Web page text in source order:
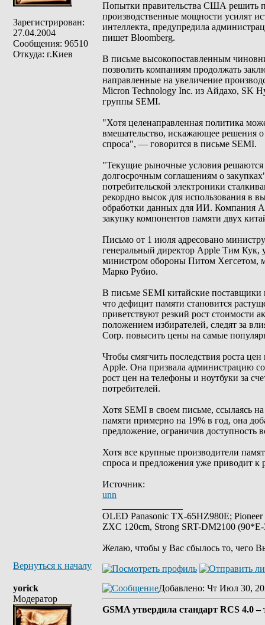
Зарегистрирован:
27.04.2004
Сообщения: 96510
Откуда: г.Киев
Попытки правительства США решить
производственные мощности усилят
интеллекта, предупредила
пишет Bloomberg.
В письме высокопоставленным
позволить компаниям продолжать
направленные на увеличение
Micron Technology Inc. из Айдахо, SK
группы SEMI.
"Хотя целенаправленная политика
вмешательство, искажающее решения
спроса", — говорится в письме SEMI.
"Текущие рыночные условия решаются
долгосрочным соглашениям о
потребительской электроники
рекордно высок для использования в
обработки данных для ИИ. Компания
закупку компонентов памяти двух
Письмо от 1 июля адресовано
генеральный директор Apple Тим Кук,
министром обороны Питом Хегсетом,
Марко Рубио.
В письме SEMI китайские поставщики
что дефицит памяти становится
приветствуют резкий рост стоимости
положением избирателей, следят за
Corp. повысить цены на самые
Чтобы смягчить последствия роста
Apple. Она призвала администрацию
рост цен на телефоны и ноутбуки за
потребителей.
Хотя SEMI в своем письме, ссылаясь
памяти примерно на 19% в год, она
предложение, ограничив доступность
Хотя все крупные производители
спроса и предложения уже приводит к
Источник:
unn
OLED Panasonic TX-65HZ980E;
ZXC 120cm, Strong SRT-DM2100
Желаю, чтобы у Вас сбылось то, чего
Вернуться к началу
yorick
Модератор
Добавлено: Чт Июл 30,
GSMA утвердила стандарт RCS 4.0 –